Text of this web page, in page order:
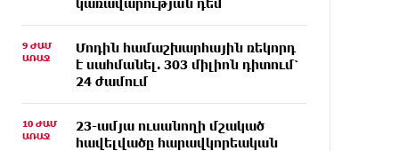
կառավարության դեմ
9 ԺԱՄ
ԱՌԱՋ
Մոդին համաշխարհային ռեկորդ
է սահմանել. 303 միլիոն դիտում՝
24 ժամում
10 ԺԱՄ
ԱՌԱՋ
23-ամյա ուսանողի մշակած
հավելվածը հարավկորեական